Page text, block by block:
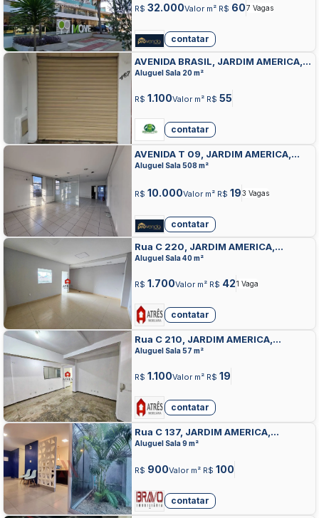
R$ 32.000Valor m² R$ 607 Vagas
contatar
AVENIDA BRASIL, JARDIM AMERICA,
GOIANIA
Aluguel Sala 20 m²
R$ 1.100Valor m² R$ 55
contatar
AVENIDA T 09, JARDIM AMERICA,
GOIANIA
Aluguel Sala 508 m²
R$ 10.000Valor m² R$ 193 Vagas
contatar
Rua C 220, JARDIM AMERICA,
GOIANIA
Aluguel Sala 40 m²
R$ 1.700Valor m² R$ 421 Vaga
contatar
Rua C 210, JARDIM AMERICA,
GOIANIA
Aluguel Sala 57 m²
R$ 1.100Valor m² R$ 19
contatar
Rua C 137, JARDIM AMERICA,
GOIANIA
Aluguel Sala 9 m²
R$ 900Valor m² R$ 100
contatar